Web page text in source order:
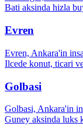
Bati aksinda hizla
Evren
Evren, Ankara'in
Ilcede konut, ticari
Golbasi
Golbasi, Ankara'in
Guney aksinda luks